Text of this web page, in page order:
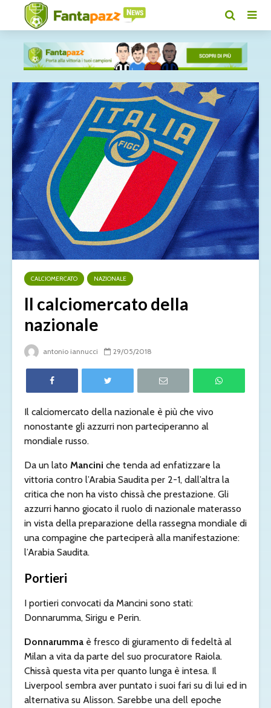
CALCIOMERCATO NAZIONALE
Il calciomercato della
nazionale
antonio iannucci 29/05/2018
Il calciomercato della nazionale è più che vivo
nonostante gli azzurri non parteciperanno al
mondiale russo.
Da un lato Mancini che tenda ad enfatizzare la
vittoria contro l’Arabia Saudita per 2-1, dall’altra la
critica che non ha visto chissà che prestazione. Gli
azzurri hanno giocato il ruolo di nazionale materasso
in vista della preparazione della rassegna mondiale di
una compagine che parteciperà alla manifestazione:
l’Arabia Saudita.
Portieri
I portieri convocati da Mancini sono stati:
Donnarumma, Sirigu e Perin.
Donnarumma è fresco di giuramento di fedeltà al
Milan a vita da parte del suo procuratore Raiola.
Chissà questa vita per quanto lunga è intesa. Il
Liverpool sembra aver puntato i suoi fari su di lui ed in
alternativa su Alisson. Sarebbe una dell epoche